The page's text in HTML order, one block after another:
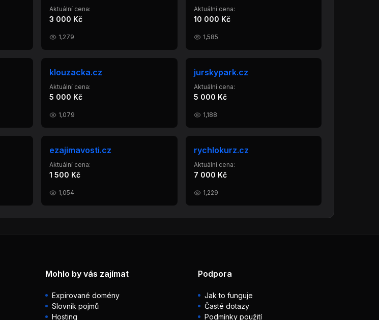
Aktuální cena:
3 000 Kč
1,279
Aktuální cena:
10 000 Kč
1,585
klouzacka.cz
Aktuální cena:
5 000 Kč
1,079
jurskypark.cz
Aktuální cena:
5 000 Kč
1,188
ezajimavosti.cz
Aktuální cena:
1 500 Kč
1,054
rychlokurz.cz
Aktuální cena:
7 000 Kč
1,229
Mohlo by vás zajímat
Expirované domény
Slovník pojmů
Hosting
Podpora
Jak to funguje
Časté dotazy
Podmínky použití